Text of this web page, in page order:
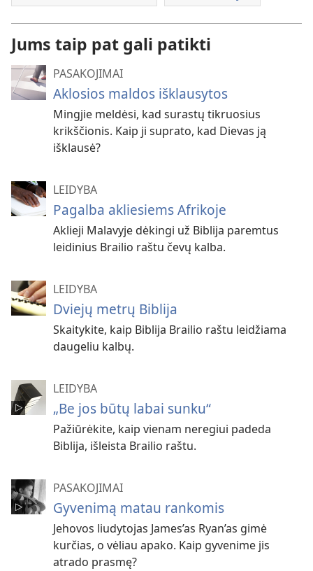
Jums taip pat gali patikti
PASAKOJIMAI
Aklosios maldos išklausytos
Mingjie meldėsi, kad surastų tikruosius
krikščionis. Kaip ji suprato, kad Dievas ją
išklausė?
LEIDYBA
Pagalba akliesiems Afrikoje
Aklieji Malavyje dėkingi už Biblija paremtus
leidinius Brailio raštu čevų kalba.
LEIDYBA
Dviejų metrų Biblija
Skaitykite, kaip Biblija Brailio raštu leidžiama
daugeliu kalbų.
LEIDYBA
„Be jos būtų labai sunku“
Pažiūrėkite, kaip vienam neregiui padeda
Biblija, išleista Brailio raštu.
PASAKOJIMAI
Gyvenimą matau rankomis
Jehovos liudytojas James’as Ryan’as gimė
kurčias, o vėliau apako. Kaip gyvenime jis
atrado prasmę?